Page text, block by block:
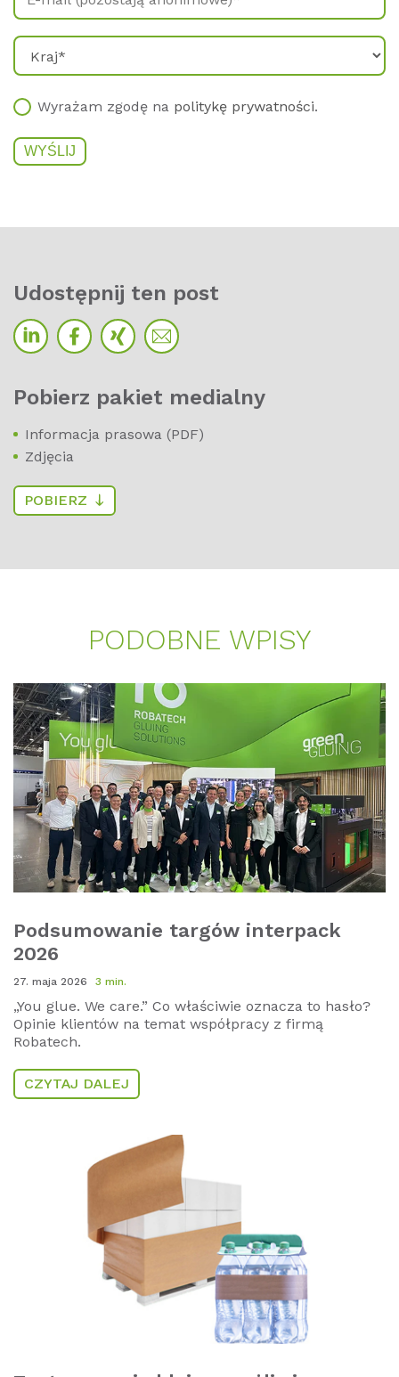
Wyrażam zgodę na politykę prywatności.
Udos­t­ęp­nij ten post
Po­bierz pa­kiet me­dial­ny
Informacja prasowa (PDF)
Zdjęcia
POBIERZ
PO­D­OB­NE WPI­SY
Podsumowanie targów interpack
2026
27. maja 2026 3 min.
„You glue. We care.” Co właściwie oznacza to hasło?
Opinie klientów na temat współpracy z firmą
Robatech.
CZYTAJ DALEJ